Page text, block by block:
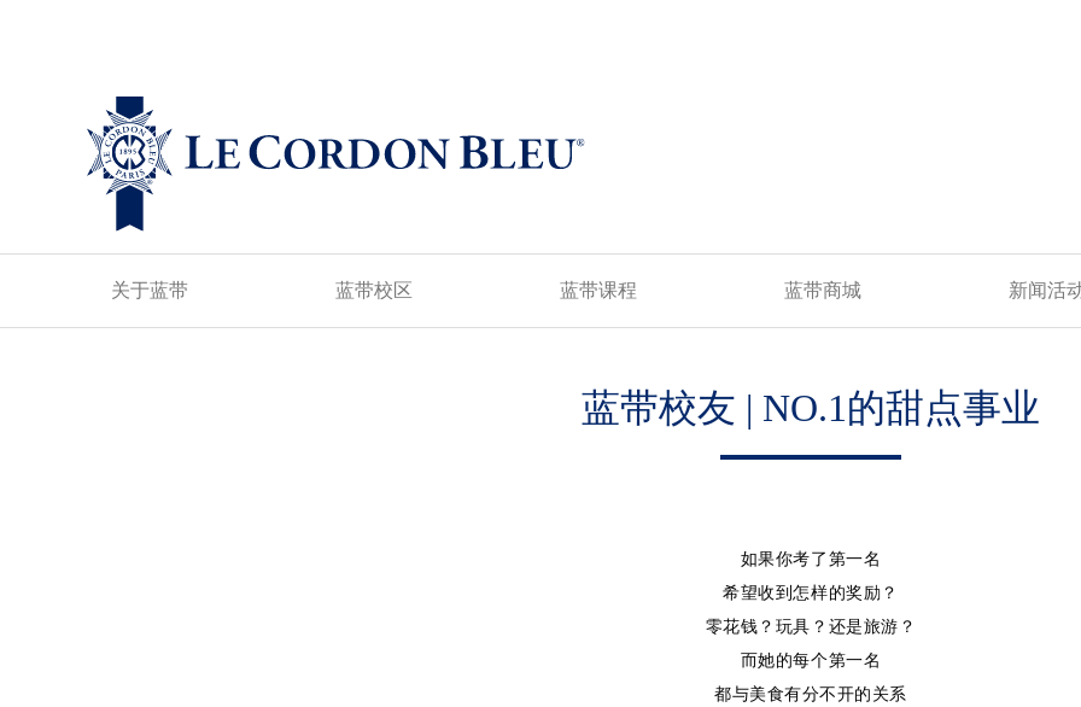
关于蓝带 蓝带校区 蓝带课程 蓝带商城 新闻活
蓝带校友 | NO.1的甜点事业
如果你考了第一名
希望收到怎样的奖励？
零花钱？玩具？还是旅游？
而她的每个第一名
都与美食有分不开的关系